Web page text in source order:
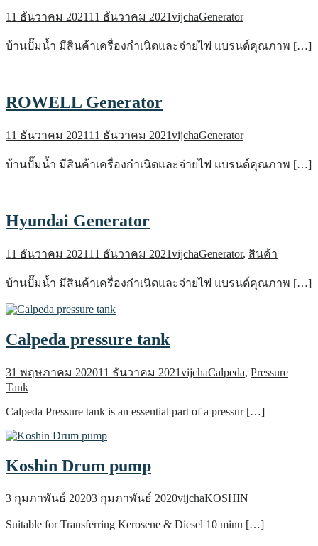
11 ธันวาคม 2021 11 ธันวาคม 2021vijchaGenerator
บ้านปั๊มน้ำ มีสินค้าเครื่องกำเนิดและจ่ายไฟ แบรนด์คุณภาพ […]
ROWELL Generator
11 ธันวาคม 2021 11 ธันวาคม 2021vijchaGenerator
บ้านปั๊มน้ำ มีสินค้าเครื่องกำเนิดและจ่ายไฟ แบรนด์คุณภาพ […]
Hyundai Generator
11 ธันวาคม 2021 11 ธันวาคม 2021vijchaGenerator, สินค้า
บ้านปั๊มน้ำ มีสินค้าเครื่องกำเนิดและจ่ายไฟ แบรนด์คุณภาพ […]
Calpeda pressure tank
31 พฤษภาคม 202011 ธันวาคม 2021vijchaCalpeda, Pressure
Tank
Calpeda Pressure tank is an essential part of a pressur […]
Koshin Drum pump
3 กุมภาพันธ์ 20203 กุมภาพันธ์ 2020vijchaKOSHIN
Suitable for Transferring Kerosene & Diesel 10 minu […]